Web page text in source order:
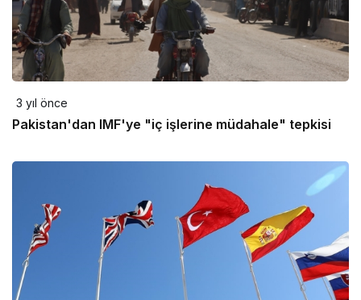
3 yıl önce
Pakistan'dan IMF'ye "iç işlerine müdahale" tepkisi